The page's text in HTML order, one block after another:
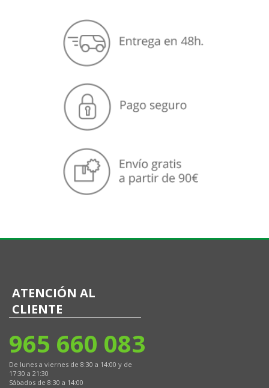
ATENCIÓN AL
CLIENTE
965 660 083
De lunes a viernes de 8:30 a 14:00 y de
17:30 a 21:30
Sábados de 8:30 a 14:00